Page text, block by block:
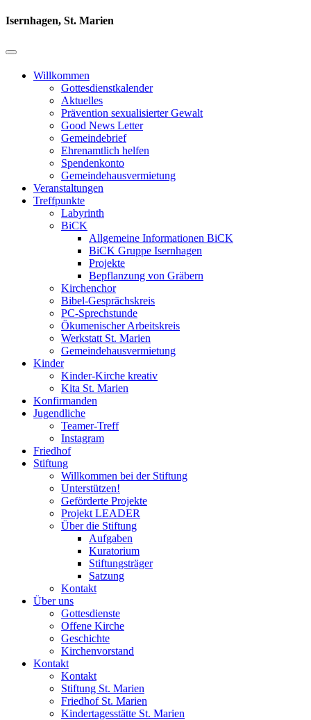
Isernhagen, St. Marien
Willkommen
Gottesdienstkalender
Aktuelles
Prävention sexualisierter Gewalt
Good News Letter
Gemeindebrief
Ehrenamtlich helfen
Spendenkonto
Gemeindehausvermietung
Veranstaltungen
Treffpunkte
Labyrinth
BiCK
Allgemeine Informationen BiCK
BiCK Gruppe Isernhagen
Projekte
Bepflanzung von Gräbern
Kirchenchor
Bibel-Gesprächskreis
PC-Sprechstunde
Ökumenischer Arbeitskreis
Werkstatt St. Marien
Gemeindehausvermietung
Kinder
Kinder-Kirche kreativ
Kita St. Marien
Konfirmanden
Jugendliche
Teamer-Treff
Instagram
Friedhof
Stiftung
Willkommen bei der Stiftung
Unterstützen!
Geförderte Projekte
Projekt LEADER
Über die Stiftung
Aufgaben
Kuratorium
Stiftungsträger
Satzung
Kontakt
Über uns
Gottesdienste
Offene Kirche
Geschichte
Kirchenvorstand
Kontakt
Kontakt
Stiftung St. Marien
Friedhof St. Marien
Kindertagesstätte St. Marien